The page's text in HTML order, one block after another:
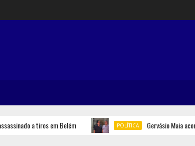
a tiros em Belém POLÍTICA Gervásio Maia